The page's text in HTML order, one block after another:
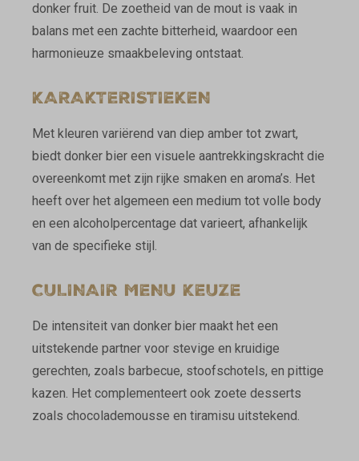
donker fruit. De zoetheid van de mout is vaak in
balans met een zachte bitterheid, waardoor een
harmonieuze smaakbeleving ontstaat.
KARAKTERISTIEKEN
Met kleuren variërend van diep amber tot zwart,
biedt donker bier een visuele aantrekkingskracht die
overeenkomt met zijn rijke smaken en aroma’s. Het
heeft over het algemeen een medium tot volle body
en een alcoholpercentage dat varieert, afhankelijk
van de specifieke stijl.
CULINAIR MENU KEUZE
De intensiteit van donker bier maakt het een
uitstekende partner voor stevige en kruidige
gerechten, zoals barbecue, stoofschotels, en pittige
kazen. Het complementeert ook zoete desserts
zoals chocolademousse en tiramisu uitstekend.